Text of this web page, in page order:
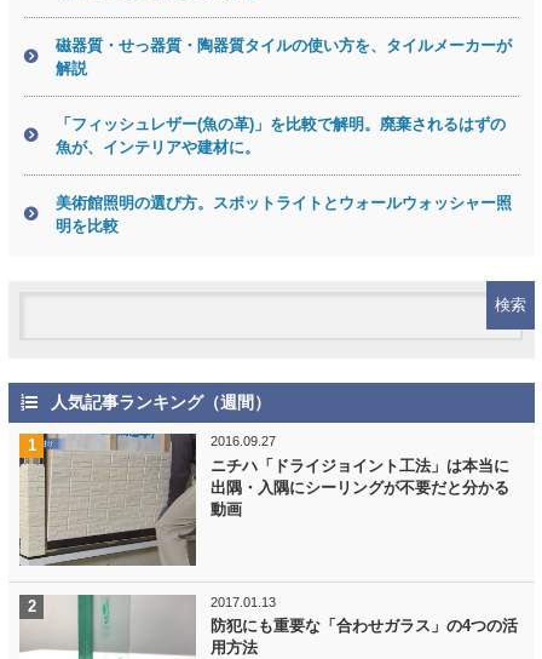
磁器質・せっ器質・陶器質タイルの使い方を、タイルメーカーが
解説
「フィッシュレザー(魚の革)」を比較で解明。廃棄されるはずの
魚が、インテリアや建材に。
美術館照明の選び方。スポットライトとウォールウォッシャー照
明を比較
人気記事ランキング（週間）
2016.09.27
ニチハ「ドライジョイント工法」は本当に
出隅・入隅にシーリングが不要だと分かる
動画
2017.01.13
防犯にも重要な「合わせガラス」の4つの活
用方法